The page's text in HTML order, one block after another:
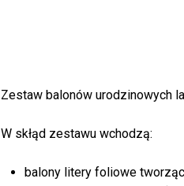
Zestaw balonów urodzinowych
W skłąd zestawu wchodzą:
balony litery foliowe